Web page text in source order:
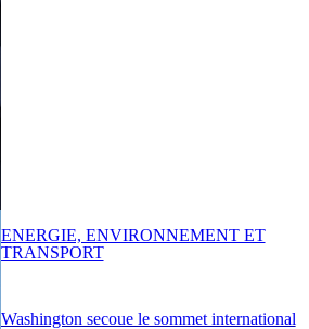
Washington secoue le sommet international
ENERGIE, ENVIRONNEMENT ET
TRANSPORT